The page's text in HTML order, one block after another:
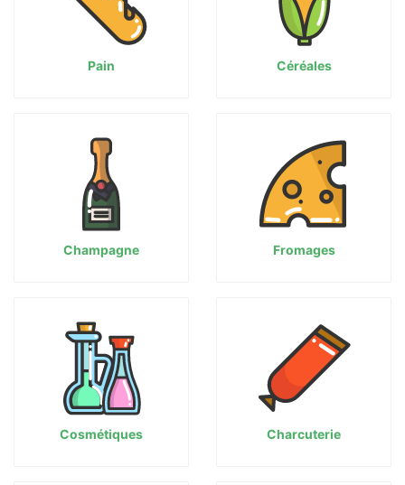
Pain Céréales
Champagne Fromages
Cosmétiques Charcuterie